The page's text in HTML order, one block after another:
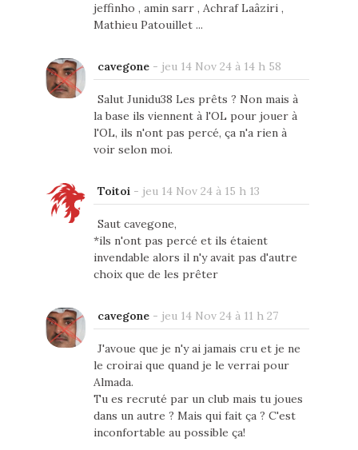
jeffinho , amin sarr , Achraf Laâziri ,
Mathieu Patouillet ...
cavegone- jeu 14 Nov 24 à 14 h 58
Salut Junidu38 Les prêts ? Non mais à
la base ils viennent à l'OL pour jouer à
l'OL, ils n'ont pas percé, ça n'a rien à
voir selon moi.
Toitoi- jeu 14 Nov 24 à 15 h 13
Saut cavegone,
*ils n'ont pas percé et ils étaient
invendable alors il n'y avait pas d'autre
choix que de les prêter
cavegone- jeu 14 Nov 24 à 11 h 27
J'avoue que je n'y ai jamais cru et je ne
le croirai que quand je le verrai pour
Almada.
Tu es recruté par un club mais tu joues
dans un autre ? Mais qui fait ça ? C'est
inconfortable au possible ça!